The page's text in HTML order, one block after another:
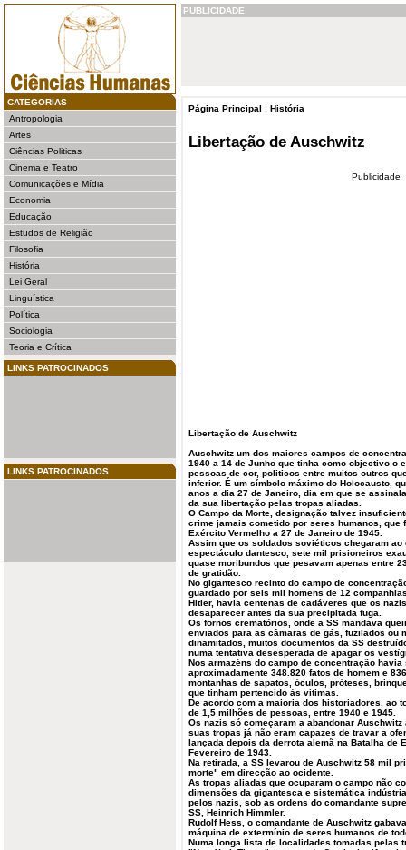
CATEGORIAS
Antropologia
Artes
Ciências Politicas
Cinema e Teatro
Comunicações e Mídia
Economia
Educação
Estudos de Religião
Filosofia
História
Lei Geral
Linguística
Política
Sociologia
Teoria e Crítica
LINKS PATROCINADOS
LINKS PATROCINADOS
PUBLICIDADE
Página Principal : História
Libertação de Auschwitz
Publicidade
Libertação de Auschwitz
Auschwitz um dos maiores campos de
1940 a 14 de Junho que tinha como objectivo o
pessoas de cor, politicos entre muitos outros
inferior. É um símbolo máximo do Holocausto,
anos a dia 27 de Janeiro , dia em que se
da sua libertação pelas tropas aliadas.
O Campo da Morte, designação talvez
crime jamais cometido por seres humanos, que
Exército Vermelho a 27 de Janeiro de 1945
Assim que os soldados soviéticos chegaram ao
espectáculo dantesco, sete mil prisioneiros
quase moribundos que pesavam apenas entre
de gratidão.
No gigantesco recinto do campo de
guardado por seis mil homens de 12
Hitler, havia centenas de cadáveres que os
desaparecer antes da sua precipitada fuga.
Os fornos crematórios , onde a SS mandava
enviados para as câmaras de gás, fuzilados ou
dinamitados, muitos documentos da SS
numa tentativa desesperada de apagar os
Nos armazéns do campo de concentração
aproximadamente 348.820 fatos de homem e
montanhas de sapatos, óculos, próteses,
que tinham pertencido às vítimas.
De acordo com a maioria dos historiadores, ao
de 1,5 milhões de pessoas, entre 1940 e 1945.
Os nazis só começaram a abandonar
suas tropas já não eram capazes de travar a
lançada depois da derrota alemã na Batalha de
Fevereiro de 1943.
Na retirada, a SS levarou de Auschwitz 58 mil
morte" em direcção ao ocidente.
As tropas aliadas que ocuparam o campo não
dimensões da gigantesca e sistemática
pelos nazis, sob as ordens do comandante
SS, Heinrich Himmler.
Rudolf Hess, o comandante de Auschwitz
máquina de extermínio de seres humanos de
Numa longa lista de localidades tomadas pelas